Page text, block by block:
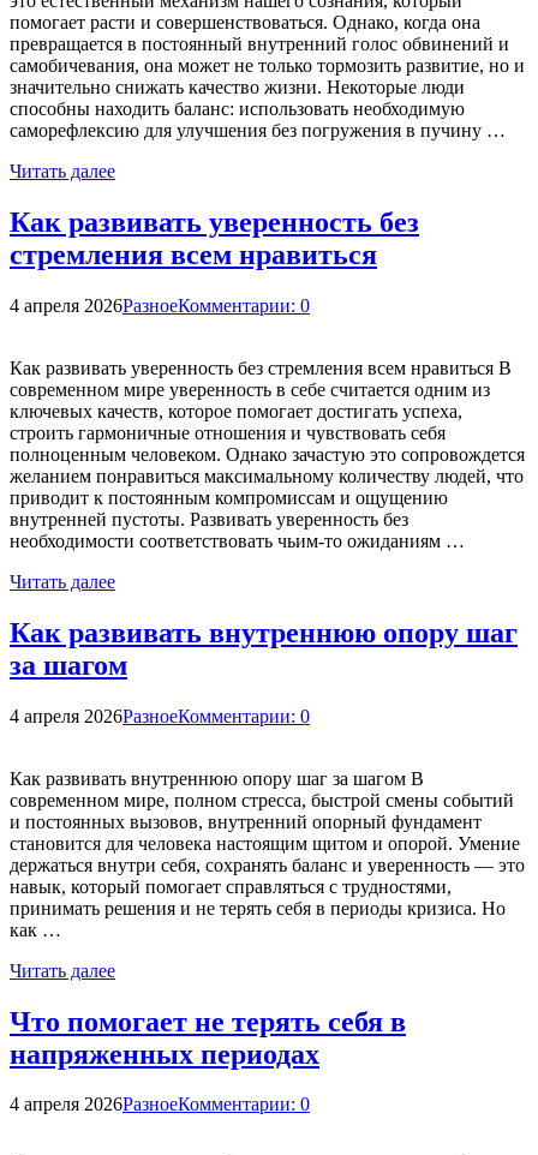
помогает расти и совершенствоваться. Однако, когда она
превращается в постоянный внутренний голос обвинений и
самобичевания, она может не только тормозить развитие, но и
значительно снижать качество жизни. Некоторые люди
способны находить баланс: использовать необходимую
саморефлексию для улучшения без погружения в пучину …
Читать далее
Как развивать уверенность без
стремления всем нравиться
4 апреля 2026РазноеКомментарии: 0
Как развивать уверенность без стремления всем нравиться В
современном мире уверенность в себе считается одним из
ключевых качеств, которое помогает достигать успеха,
строить гармоничные отношения и чувствовать себя
полноценным человеком. Однако зачастую это сопровождется
желанием понравиться максимальному количеству людей, что
приводит к постоянным компромиссам и ощущению
внутренней пустоты. Развивать уверенность без
необходимости соответствовать чьим-то ожиданиям …
Читать далее
Как развивать внутреннюю опору шаг
за шагом
4 апреля 2026РазноеКомментарии: 0
Как развивать внутреннюю опору шаг за шагом В
современном мире, полном стресса, быстрой смены событий
и постоянных вызовов, внутренний опорный фундамент
становится для человека настоящим щитом и опорой. Умение
держаться внутри себя, сохранять баланс и уверенность — это
навык, который помогает справляться с трудностями,
принимать решения и не терять себя в периоды кризиса. Но
как …
Читать далее
Что помогает не терять себя в
напряженных периодах
4 апреля 2026РазноеКомментарии: 0